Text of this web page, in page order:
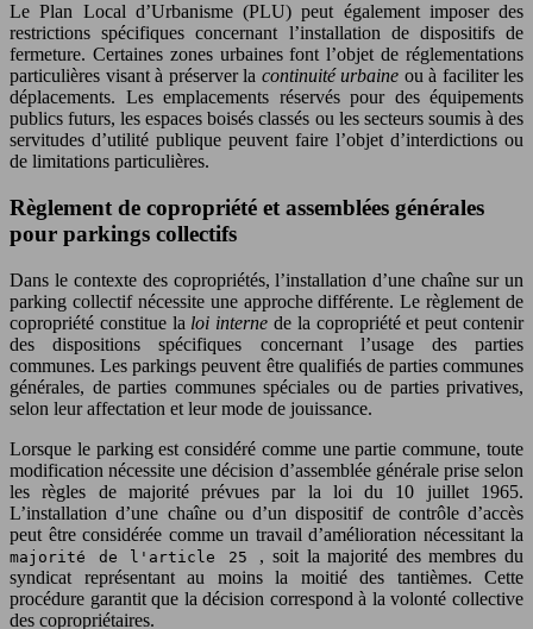
Le Plan Local d’Urbanisme (PLU) peut également imposer des
restrictions spécifiques concernant l’installation de dispositifs de
fermeture. Certaines zones urbaines font l’objet de réglementations
particulières visant à préserver la continuité urbaine ou à faciliter les
déplacements. Les emplacements réservés pour des équipements
publics futurs, les espaces boisés classés ou les secteurs soumis à des
servitudes d’utilité publique peuvent faire l’objet d’interdictions ou
de limitations particulières.
Règlement de copropriété et assemblées générales
pour parkings collectifs
Dans le contexte des copropriétés, l’installation d’une chaîne sur un
parking collectif nécessite une approche différente. Le règlement de
copropriété constitue la loi internede la copropriété et peut contenir
des dispositions spécifiques concernant l’usage des parties
communes. Les parkings peuvent être qualifiés de parties communes
générales, de parties communes spéciales ou de parties privatives,
selon leur affectation et leur mode de jouissance.
Lorsque le parking est considéré comme une partie commune, toute
modification nécessite une décision d’assemblée générale prise selon
les règles de majorité prévues par la loi du 10 juillet 1965.
L’installation d’une chaîne ou d’un dispositif de contrôle d’accès
peut être considérée comme un travail d’amélioration nécessitant la
majorité de l'article 25 , soit la majorité des membres du
syndicat représentant au moins la moitié des tantièmes. Cette
procédure garantit que la décision correspond à la volonté collective
des copropriétaires.